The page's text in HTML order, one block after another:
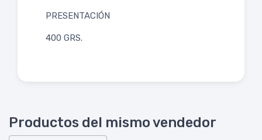
PRESENTACIÓN
400 GRS.
Productos del mismo vendedor